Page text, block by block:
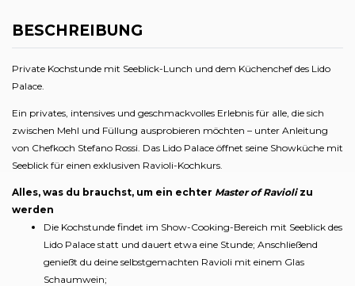
BESCHREIBUNG
Private Kochstunde mit Seeblick-Lunch und dem Küchenchef des Lido
Palace.
Ein privates, intensives und geschmackvolles Erlebnis für alle, die sich
zwischen Mehl und Füllung ausprobieren möchten – unter Anleitung
von Chefkoch Stefano Rossi. Das Lido Palace öffnet seine Showküche mit
Seeblick für einen exklusiven Ravioli-Kochkurs.
Alles, was du brauchst, um ein echter Master of Raviolizu
werden
Die Kochstunde findet im Show-Cooking-Bereich mit Seeblick des
Lido Palace statt und dauert etwa eine Stunde; Anschließend
genießt du deine selbstgemachten Ravioli mit einem Glas
Schaumwein;